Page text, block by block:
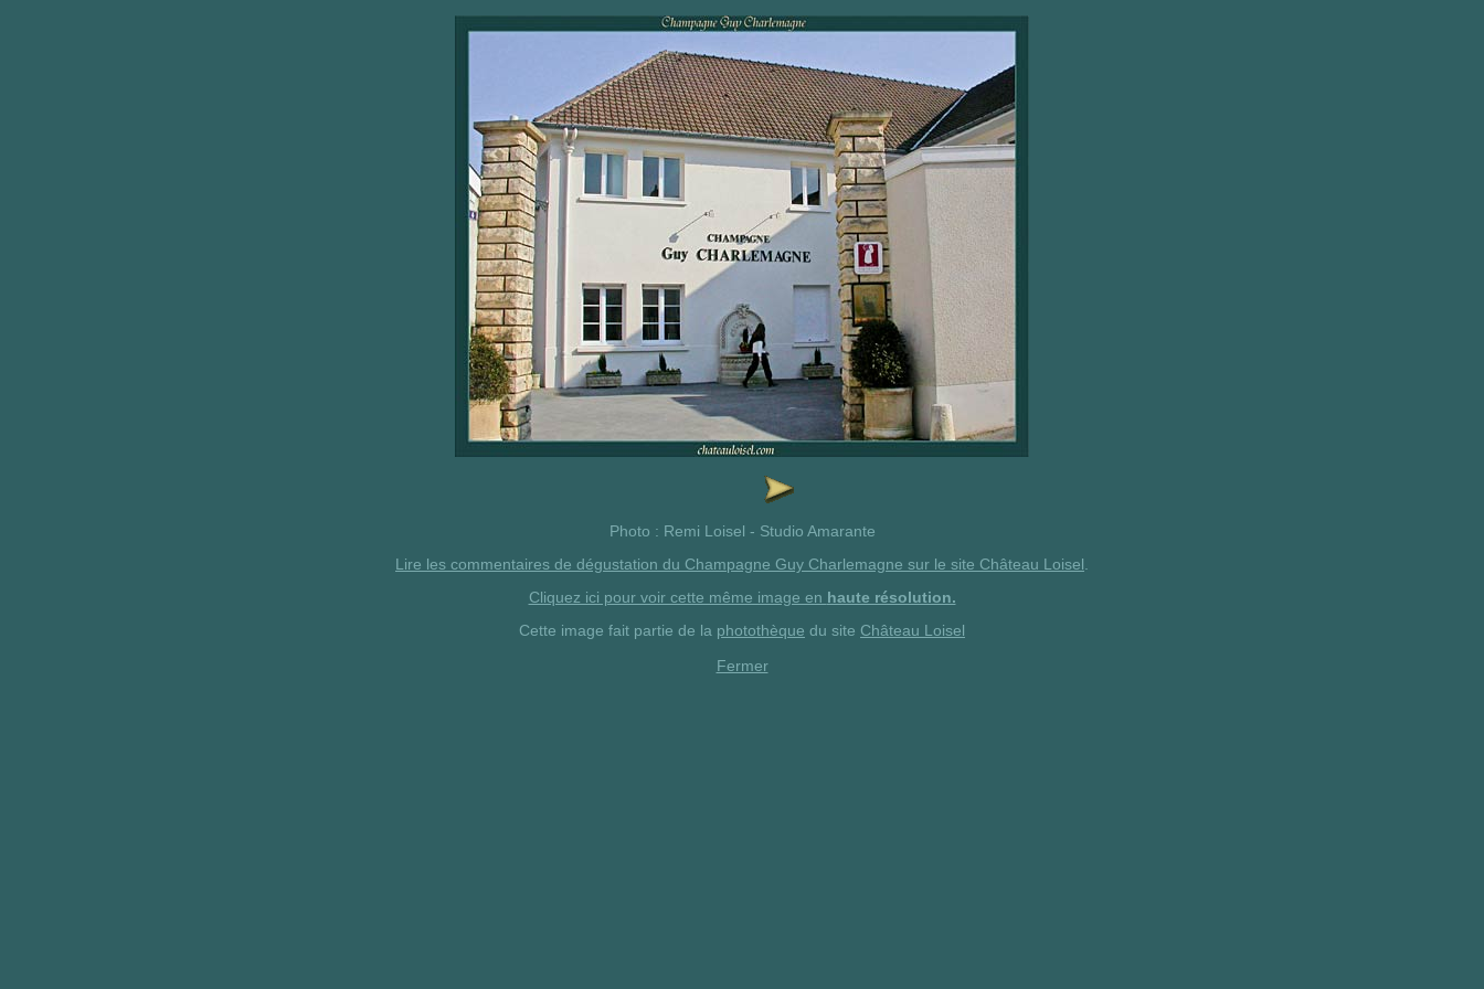
Photo : Remi Loisel - Studio Amarante
Lire les commentaires de dégustation du Champagne Guy Charlemagne sur le site Château Loisel
Cliquez ici pour voir cette même image en haute résolution.
Cette image fait partie de la photothèque du site Château Loisel
Fermer